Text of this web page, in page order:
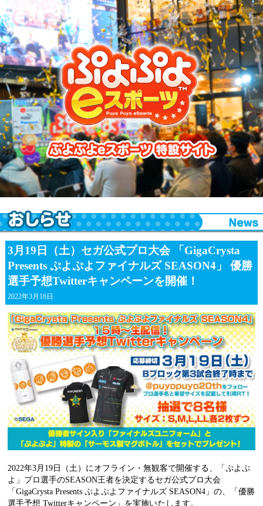
ぷよぷよeスポーツ 特設サイト
3月19日（土）セガ公式プロ大会 「GigaCrysta
Presents ぷよぷよファイナルズ SEASON4」 優勝
選手予想Twitterキャンペーンを開催！
2022年3月16日
2022年3月19日（土）にオフライン・無観客で開催する、「ぷよぷ
よ」プロ選手のSEASON王者を決定するセガ公式プロ大会
「GigaCrysta Presents ぷよぷよファイナルズ SEASON4」の、「優勝
選手予想 Twitterキャンペーン」を実施いたします。